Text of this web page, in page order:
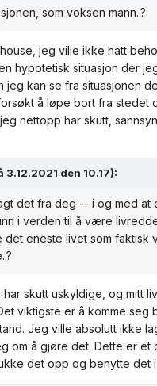
som voksen mann..?
jeg ville ikke hatt
hypotetisk situasjon der
kan se fra situasjonen
å løpe bort fra stedet
nettopp har skutt,
3.12.2021 den 10.17):
det fra deg -- i og med at
i verden til å være
eneste livet som faktisk
skutt uskyldige, og mitt
viktigste er å komme seg
Jeg ville absolutt ikke
om å gjøre det. Dette er
det opp og benytte det